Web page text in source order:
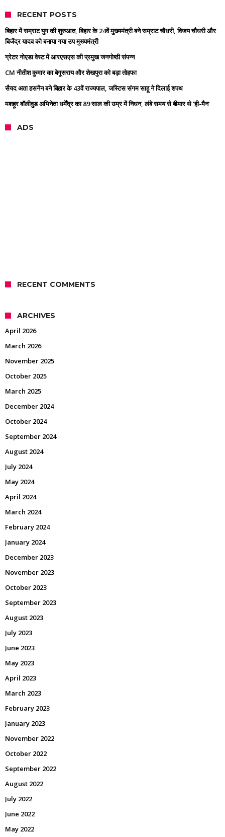
RECENT POSTS
बिहार में सम्राट युग की शुरुआत, बिहार के 24वें मुख्यमंत्री बने सम्राट चौधरी, विजय चौधरी और
बिजेंद्र यादव को बनाया गया उप मुख्यमंत्री
ग्रेटर नोएडा वेस्ट में आरएसएस की प्रमुख जनगोष्ठी संपन्न
CM नीतीश कुमार का बेगूसराय और शेखपुरा को बड़ा तोहफा
सैयद अता हसनैन बने बिहार के 43वें राज्यपाल, जस्टिस संगम साहू ने दिलाई शपथ
मशहूर बॉलीवुड अभिनेता धर्मेंद्र का 89 साल की उम्र में निधन, लंबे समय से बीमार थे ‘ही-मैन’
ADS
RECENT COMMENTS
ARCHIVES
April 2026
March 2026
November 2025
October 2025
March 2025
December 2024
October 2024
September 2024
August 2024
July 2024
May 2024
April 2024
March 2024
February 2024
January 2024
December 2023
November 2023
October 2023
September 2023
August 2023
July 2023
June 2023
May 2023
April 2023
March 2023
February 2023
January 2023
November 2022
October 2022
September 2022
August 2022
July 2022
June 2022
May 2022